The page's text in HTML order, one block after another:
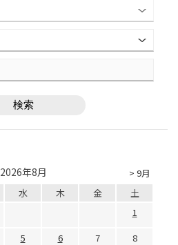
> 9月
2026年8月
水 木 金
土
1
5 6 7
8